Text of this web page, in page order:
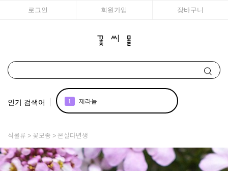
로그인 회원가입 장바구니
인기 검색어 1 제라늄
3 아이비
식물류 꽃모종 온실다년생